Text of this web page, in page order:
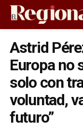
Astrid
Europa no
solo con
voluntad,
futuro”